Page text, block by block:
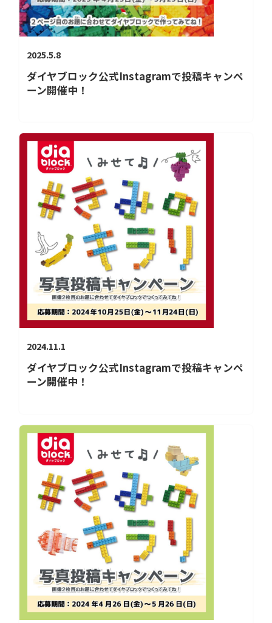
2025.5.8
ダイヤブロック公式Instagramで投稿キャンペ
ーン開催中！
2024.11.1
ダイヤブロック公式Instagramで投稿キャンペ
ーン開催中！